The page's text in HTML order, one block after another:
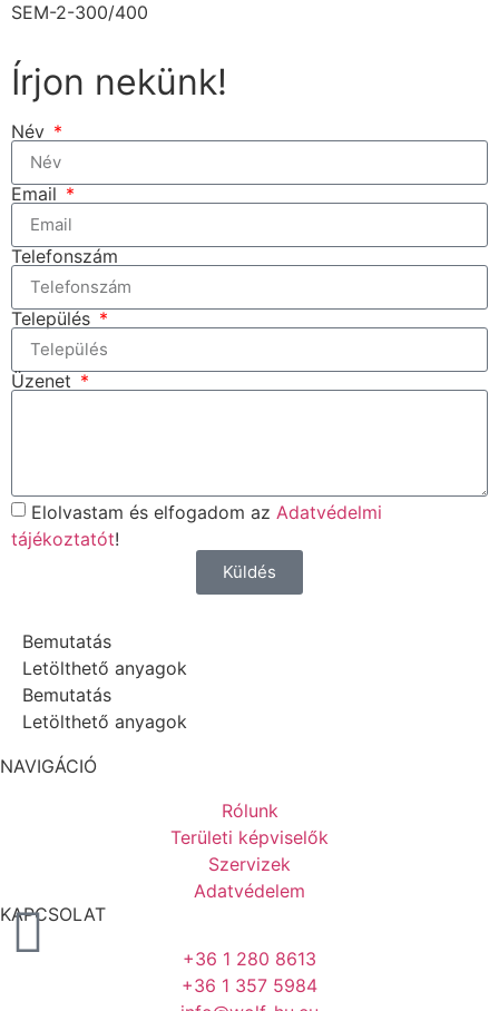
SEM-2-300/400
Írjon nekünk!
Név
Email
Telefonszám
Település
Üzenet
Elolvastam és elfogadom az Adatvédelmi
tájékoztatót!
Küldés
Bemutatás
Letölthető anyagok
Bemutatás
Letölthető anyagok
NAVIGÁCIÓ
Rólunk
Területi képviselők
Szervizek
Adatvédelem
KAPCSOLAT
+36 1 280 8613
+36 1 357 5984